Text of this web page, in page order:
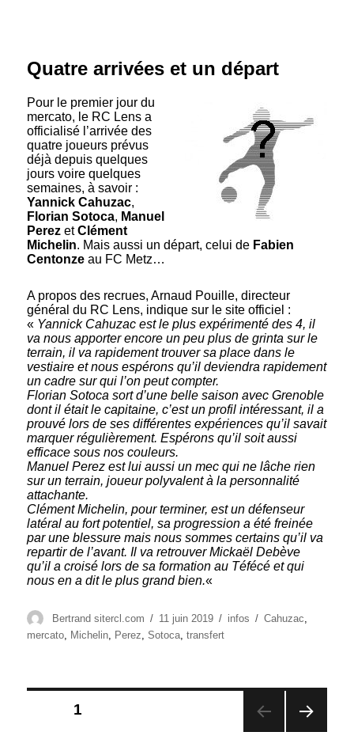
Quatre arrivées et un départ
Pour le premier jour du
mercato, le RC Lens a
officialisé l’arrivée des
quatre joueurs prévus
déjà depuis quelques
jours voire quelques
semaines, à savoir :
Yannick Cahuzac,
Florian Sotoca, Manuel
Perez etClément
Michelin. Mais aussi un départ, celui de Fabien
Centonze au FC Metz…
A propos des recrues, Arnaud Pouille, directeur
général du RC Lens, indique sur le site officiel :
« Yannick Cahuzac est le plus expérimenté des 4, il
va nous apporter encore un peu plus de grinta sur le
terrain, il va rapidement trouver sa place dans le
vestiaire et nous espérons qu’il deviendra rapidement
un cadre sur qui l’on peut compter.
Florian Sotoca sort d’une belle saison avec Grenoble
dont il était le capitaine, c’est un profil intéressant, il a
prouvé lors de ses différentes expériences qu’il savait
marquer régulièrement. Espérons qu’il soit aussi
efficace sous nos couleurs.
Manuel Perez est lui aussi un mec qui ne lâche rien
sur un terrain, joueur polyvalent à la personnalité
attachante.
Clément Michelin, pour terminer, est un défenseur
latéral au fort potentiel, sa progression a été freinée
par une blessure mais nous sommes certains qu’il va
repartir de l’avant. Il va retrouver Mickaël Debève
qu’il a croisé lors de sa formation au Téfécé et qui
nous en a dit le plus grand bien.«
Auteur
Bertrand sitercl.com
Publié
le
11 juin 2019 Catégories
infos Étiquettes
Cahuzac
mercato
Michelin Perez ,Sotoca ,transfert
Pagination
1